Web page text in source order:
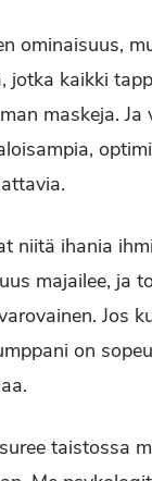
ominaisuus,
kaikki
maskeja. Ja
niitä ihania
majailee, ja
Jos
on
taistossa